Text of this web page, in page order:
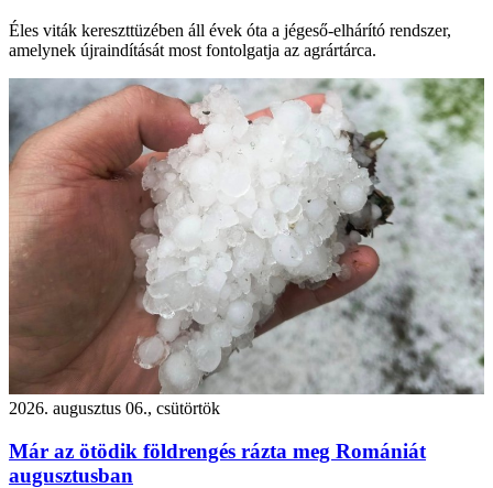
Éles viták kereszttüzében áll évek óta a jégeső-elhárító rendszer,
amelynek újraindítását most fontolgatja az agrártárca.
2026. augusztus 06., csütörtök
Már az ötödik földrengés rázta meg Romániát
augusztusban